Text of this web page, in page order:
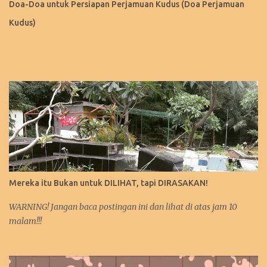
Doa-Doa untuk Persiapan Perjamuan Kudus (Doa Perjamuan
Kudus)
Mereka itu Bukan untuk DILIHAT, tapi DIRASAKAN!
WARNING! Jangan baca postingan ini dan lihat di atas jam 10
malam!!!